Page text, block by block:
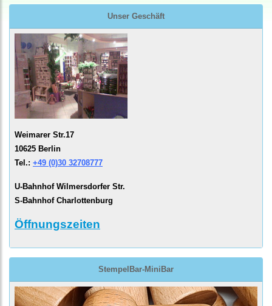
Unser Geschäft
Weimarer Str.17
10625 Berlin
Tel.: +49 (0)30 32708777
U-Bahnhof Wilmersdorfer Str.
S-Bahnhof Charlottenburg
Öffnungszeiten
StempelBar-MiniBar